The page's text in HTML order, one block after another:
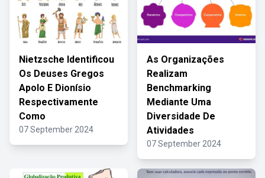
Nietzsche Identificou
Os Deuses Gregos
Apolo E Dionísio
Respectivamente
Como
07 September 2024
As Organizações
Realizam
Benchmarking
Mediante Uma
Diversidade De
Atividades
07 September 2024